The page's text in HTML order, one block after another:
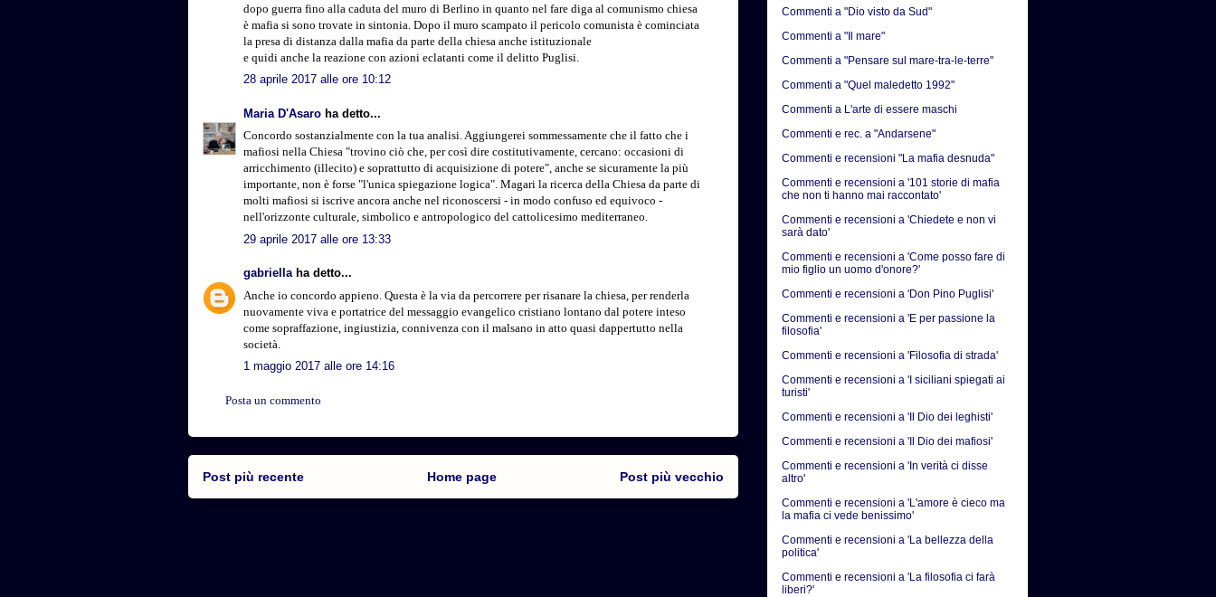
dopo guerra fino alla caduta del muro di Berlino in quanto nel fare diga al comunismo chiesa
è mafia si sono trovate in sintonia. Dopo il muro scampato il pericolo comunista è cominciata
la presa di distanza dalla mafia da parte della chiesa anche istituzionale
e quidi anche la reazione con azioni eclatanti come il delitto Puglisi.
28 aprile 2017 alle ore 10:12
Maria D'Asaro ha detto...
Concordo sostanzialmente con la tua analisi. Aggiungerei sommessamente che il fatto che i
mafiosi nella Chiesa "trovino ciò che, per così dire costitutivamente, cercano: occasioni di
arricchimento (illecito) e soprattutto di acquisizione di potere", anche se sicuramente la più
importante, non è forse "l'unica spiegazione logica". Magari la ricerca della Chiesa da parte di
molti mafiosi si iscrive ancora anche nel riconoscersi - in modo confuso ed equivoco -
nell'orizzonte culturale, simbolico e antropologico del cattolicesimo mediterraneo.
29 aprile 2017 alle ore 13:33
gabriellaha detto...
Anche io concordo appieno. Questa è la via da percorrere per risanare la chiesa, per renderla
nuovamente viva e portatrice del messaggio evangelico cristiano lontano dal potere inteso
come sopraffazione, ingiustizia, connivenza con il malsano in atto quasi dappertutto nella
società.
1 maggio 2017 alle ore 14:16
Posta un commento
Post più recente Post più vecchio
Home page
Commenti a "Dio visto da Sud"
Commenti a "Il mare"
Commenti a "Pensare sul mare-tra-le-terre"
Commenti a "Quel maledetto 1992"
Commenti a L'arte di essere maschi
Commenti e rec. a "Andarsene"
Commenti e recensioni "La mafia desnuda"
Commenti e recensioni a '101 storie di mafia
che non ti hanno mai raccontato'
Commenti e recensioni a 'Chiedete e non vi
sarà dato'
Commenti e recensioni a 'Come posso fare di
mio figlio un uomo d'onore?'
Commenti e recensioni a 'Don Pino Puglisi'
Commenti e recensioni a 'E per passione la
filosofia'
Commenti e recensioni a 'Filosofia di strada'
Commenti e recensioni a 'I siciliani spiegati ai
turisti'
Commenti e recensioni a 'Il Dio dei leghisti'
Commenti e recensioni a 'Il Dio dei mafiosi'
Commenti e recensioni a 'In verità ci disse
altro'
Commenti e recensioni a 'L'amore è cieco ma
la mafia ci vede benissimo'
Commenti e recensioni a 'La bellezza della
politica'
Commenti e recensioni a 'La filosofia ci farà
liberi?'